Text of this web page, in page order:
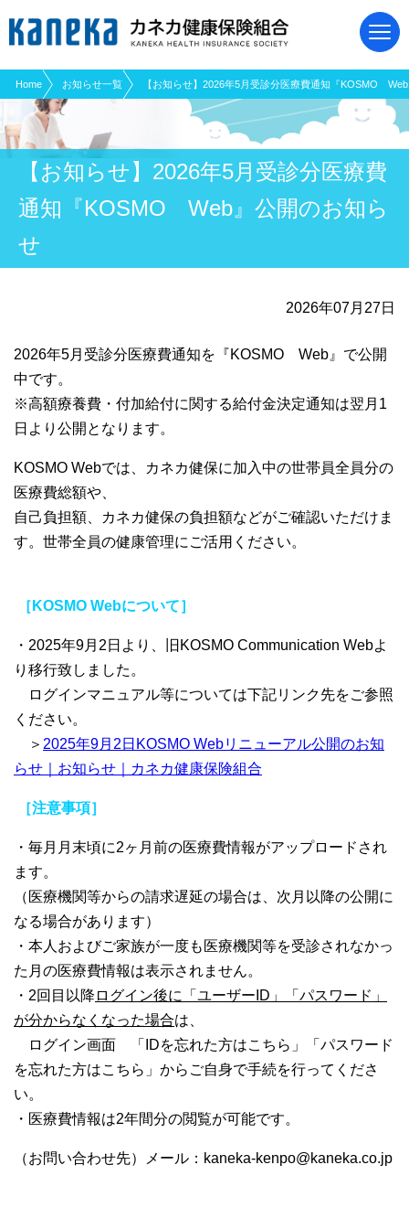
Home お知らせ一覧 【お知らせ】2026年5月受診分医療費通知『KOSMO
【お知らせ】2026年5月受診分医療費
通知『KOSMO Web』公開のお知ら
せ
2026年07月27日
2026年5月受診分医療費通知を『KOSMO Web』で公開
中です。
※高額療養費・付加給付に関する給付金決定通知は翌月1
日より公開となります。
KOSMO Webでは、カネカ健保に加入中の世帯員全員分の
医療費総額や、
自己負担額、カネカ健保の負担額などがご確認いただけま
す。世帯全員の健康管理にご活用ください。
［KOSMO Webについて］
・2025年9月2日より、旧KOSMO Communication Webよ
り移行致しました。
ログインマニュアル等については下記リンク先をご参照
ください。
＞ 2025年9月2日KOSMO Webリニューアル公開のお知
らせ｜お知らせ｜カネカ健康保険組合
［注意事項］
・毎月月末頃に2ヶ月前の医療費情報がアップロードされ
ます。
（医療機関等からの請求遅延の場合は、次月以降の公開に
なる場合があります）
・本人およびご家族が一度も医療機関等を受診されなかっ
た月の医療費情報は表示されません。
・2回目以降 ログイン後に「ユーザーID」「パスワード」
が分からなくなった場合は、
ログイン画面 「IDを忘れた方はこちら」「パスワード
を忘れた方はこちら」からご自身で手続を行ってくださ
い。
・医療費情報は2年間分の閲覧が可能です。
（お問い合わせ先）メール：kaneka-kenpo@kaneka.co.jp